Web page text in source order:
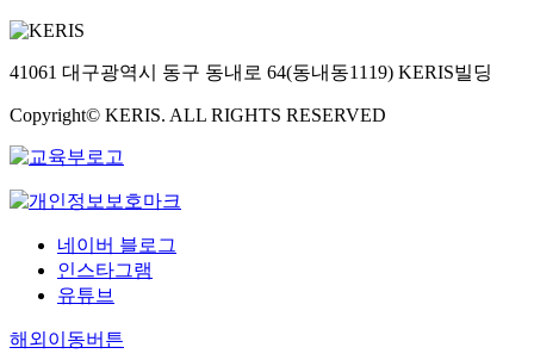
41061 대구광역시 동구 동내로 64(동내동1119) KERIS빌딩
Copyright© KERIS. ALL RIGHTS RESERVED
네이버 블로그
인스타그램
유튜브
해외이동버튼